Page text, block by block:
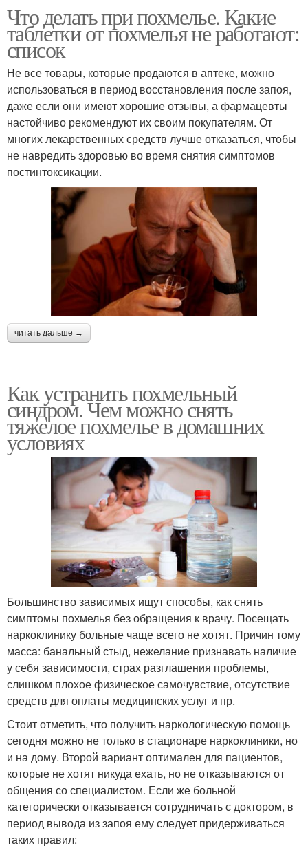
Что делать при похмелье. Какие
таблетки от похмелья не работают:
список
Не все товары, которые продаются в аптеке, можно
использоваться в период восстановления после запоя,
даже если они имеют хорошие отзывы, а фармацевты
настойчиво рекомендуют их своим покупателям. От
многих лекарственных средств лучше отказаться, чтобы
не навредить здоровью во время снятия симптомов
постинтоксикации.
читать дальше →
Как устранить похмельный
синдром. Чем можно снять
тяжелое похмелье в домашних
условиях
Большинство зависимых ищут способы, как снять
симптомы похмелья без обращения к врачу. Посещать
наркоклинику больные чаще всего не хотят. Причин тому
масса: банальный стыд, нежелание признавать наличие
у себя зависимости, страх разглашения проблемы,
слишком плохое физическое самочувствие, отсутствие
средств для оплаты медицинских услуг и пр.
Стоит отметить, что получить наркологическую помощь
сегодня можно не только в стационаре наркоклиники, но
и на дому. Второй вариант оптимален для пациентов,
которые не хотят никуда ехать, но не отказываются от
общения со специалистом. Если же больной
категорически отказывается сотрудничать с доктором, в
период вывода из запоя ему следует придерживаться
таких правил: